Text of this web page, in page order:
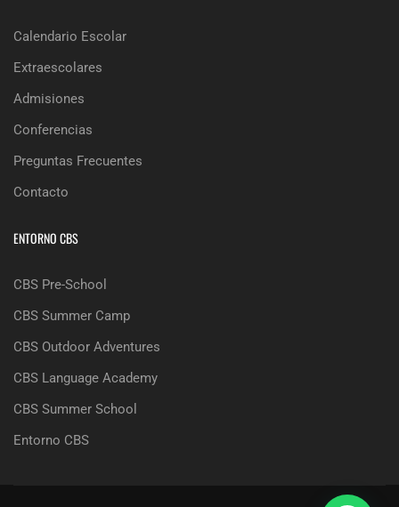
Calendario Escolar
Extraescolares
Admisiones
Conferencias
Preguntas Frecuentes
Contacto
ENTORNO CBS
CBS Pre-School
CBS Summer Camp
CBS Outdoor Adventures
CBS Language Academy
CBS Summer School
Entorno CBS